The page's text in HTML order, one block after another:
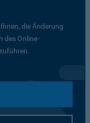
die Änderung
des Online-